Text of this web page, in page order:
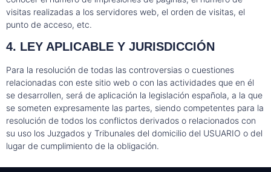
visitas realizadas a los servidores web, el orden de visitas, el
punto de acceso, etc.
4. LEY APLICABLE Y JURISDICCIÓN
Para la resolución de todas las controversias o cuestiones
relacionadas con este sitio web o con las actividades que en él
se desarrollen, será de aplicación la legislación española, a la que
se someten expresamente las partes, siendo competentes para la
resolución de todos los conflictos derivados o relacionados con
su uso los Juzgados y Tribunales del domicilio del USUARIO o del
lugar de cumplimiento de la obligación.